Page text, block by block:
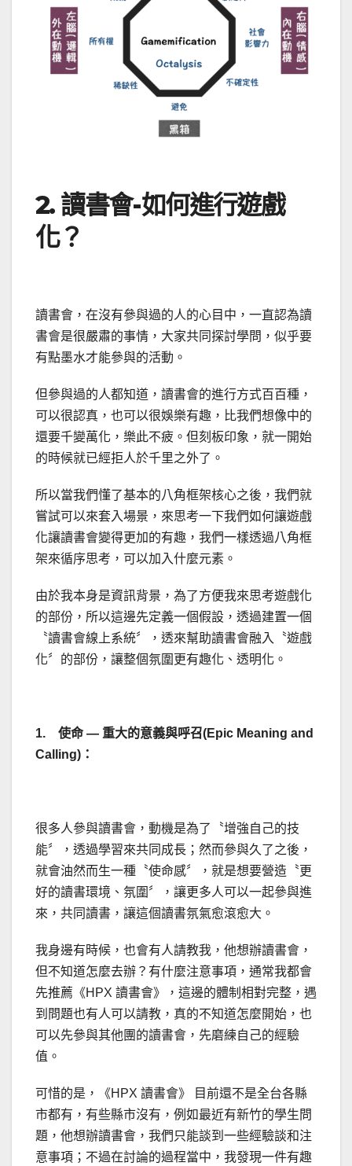
2. 讀書會-如何進行遊戲
化？
讀書會，在沒有參與過的人的心目中，一直認為讀
書會是很嚴肅的事情，大家共同探討學問，似乎要
有點墨水才能參與的活動。
但參與過的人都知道，讀書會的進行方式百百種，
可以很認真，也可以很娛樂有趣，比我們想像中的
還要千變萬化，樂此不疲。但刻板印象，就一開始
的時候就已經拒人於千里之外了。
所以當我們懂了基本的八角框架核心之後，我們就
嘗試可以來套入場景，來思考一下我們如何讓遊戲
化讓讀書會變得更加的有趣，我們一樣透過八角框
架來循序思考，可以加入什麼元素。
由於我本身是資訊背景，為了方便我來思考遊戲化
的部份，所以這邊先定義一個假設，透過建置一個
〝讀書會線上系統〞，透來幫助讀書會融入〝遊戲
化〞的部份，讓整個氛圍更有趣化、透明化。
1. 使命 — 重大的意義與呼召(Epic Meaning and
Calling)：
很多人參與讀書會，動機是為了〝增強自己的技
能〞，透過學習來共同成長；然而參與久了之後，
就會油然而生一種〝使命感〞，就是想要營造〝更
好的讀書環境、氛圍〞，讓更多人可以一起參與進
來，共同讀書，讓這個讀書氛氣愈滾愈大。
我身邊有時候，也會有人請教我，他想辦讀書會，
但不知道怎麼去辦？有什麼注意事項，通常我都會
先推薦《HPX 讀書會》，這邊的體制相對完整，遇
到問題也有人可以請教，真的不知道怎麼開始，也
可以先參與其他團的讀書會，先磨練自己的經驗
值。
可惜的是，《HPX 讀書會》 目前還不是全台各縣
市都有，有些縣市沒有，例如最近有新竹的學生問
題，他想辦讀書會，我們只能談到一些經驗談和注
意事項；不過在討論的過程當中，我發現一件有趣